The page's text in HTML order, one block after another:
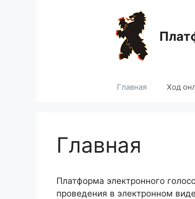
Главная Ход
Главная
Платформа электронного
проведения в электронном